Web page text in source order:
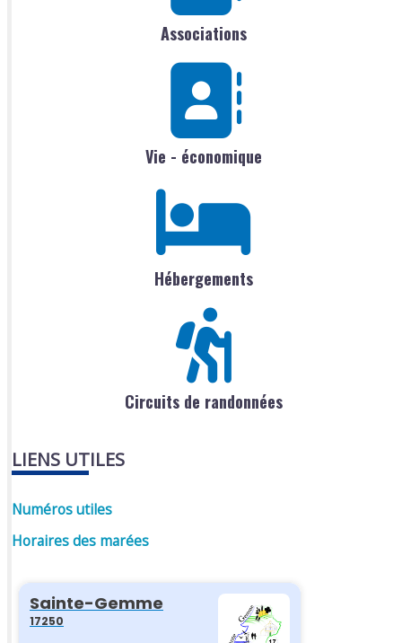
Associations
Vie - économique
Hébergements
Circuits de randonnées
LIENS UTILES
Numéros utiles
Horaires des marées